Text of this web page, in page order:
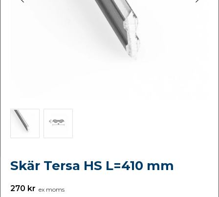
Skär Tersa HS L=410 mm
270 kr ex moms